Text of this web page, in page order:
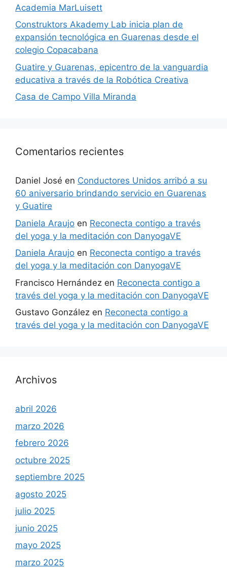
Academia MarLuisett
Construktors Akademy Lab inicia plan de
expansión tecnológica en Guarenas desde el
colegio Copacabana
Guatire y Guarenas, epicentro de la vanguardia
educativa a través de la Robótica Creativa
Casa de Campo Villa Miranda
Comentarios recientes
Daniel José en Conductores Unidos arribó a su
60 aniversario brindando servicio en Guarenas
y Guatire
Daniela Araujo en Reconecta contigo a través
del yoga y la meditación con DanyogaVE
Daniela Araujo en Reconecta contigo a través
del yoga y la meditación con DanyogaVE
Francisco Hernández en Reconecta contigo a
través del yoga y la meditación con DanyogaVE
Gustavo González en Reconecta contigo a
través del yoga y la meditación con DanyogaVE
Archivos
abril 2026
marzo 2026
febrero 2026
octubre 2025
septiembre 2025
agosto 2025
julio 2025
junio 2025
mayo 2025
marzo 2025